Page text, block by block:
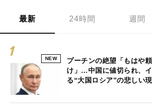
最新 24時間 週間
NEW
プーチンの絶望「もはや
け」…中国に値切られ、
る“大国ロシア”の悲しい